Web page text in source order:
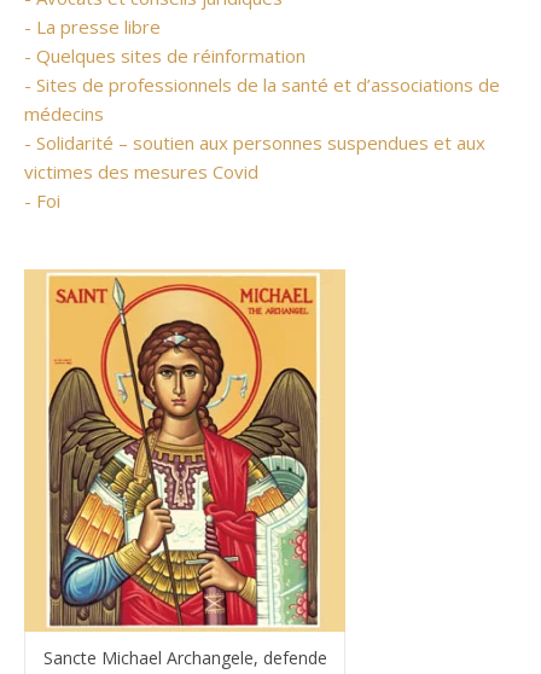
- La presse libre
- Quelques sites de réinformation
- Sites de professionnels de la santé et d’associations de
médecins
- Solidarité – soutien aux personnes suspendues et aux
victimes des mesures Covid
- Foi
Sancte Michael Archangele, defende